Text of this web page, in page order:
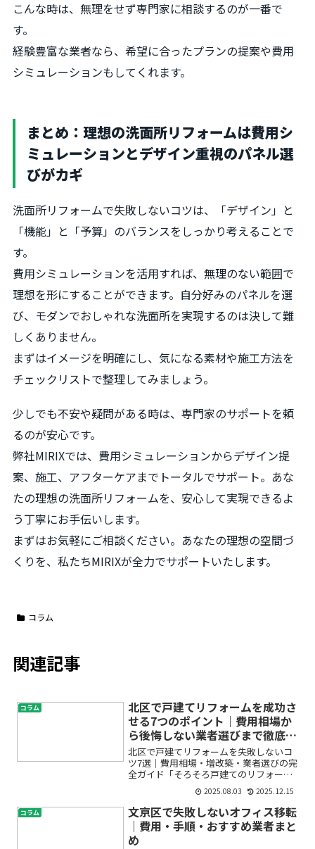
こんな時は、無理をせず専門家に相談するのが一番で
す。
経験豊富な業者なら、希望に合ったプランの提案や費用
シミュレーションもしてくれます。
まとめ：理想の洗面所リフォームは費用シ
ミュレーションとデザイン重視のパネル選
びがカギ
洗面所リフォームで失敗しないコツは、「デザイン」と
「機能」と「予算」のバランスをしっかり考えることで
す。
費用シミュレーションを活用すれば、無理のない範囲で
理想を形にすることができます。自分好みのパネルを選
び、モダンでおしゃれな洗面所を実現するのは決して難
しくありません。
まずはイメージを明確にし、気になる素材や施工方法を
チェックリストで整理してみましょう。
少しでも不安や疑問がある時は、専門家のサポートを頼
るのが安心です。
弊社MIRIXでは、費用シミュレーションからデザイン提
案、施工、アフターケアまでトータルでサポート。あな
たの理想の洗面所リフォームを、安心して実現できるよ
う丁寧にお手伝いします。
まずはお気軽にご相談ください。あなたの理想の空間づ
くりを、私たちMIRIXが全力でサポートいたします。
コラム
関連記事
コラム
北区で戸建てリフォームを成功さ
せる7つのポイント｜費用相場か
ら後悔しない業者選びまで徹底解
説
北区で戸建てリフォームを失敗しないコ
ツ7選｜費用相場・増改築・業者選びの完
全ガイド「そろそろ戸建てのリフォーム
を考えたいけれど、費用や業者選び、失
敗しないポイントがわからない…」「北
区で戸建て住宅をリフォーム・増改築し
たいけど、どこに頼めば...
2025.08.03 2025.12.15
コラム
文京区で失敗しないオフィス移転
｜費用・手順・おすすめ業者まと
め